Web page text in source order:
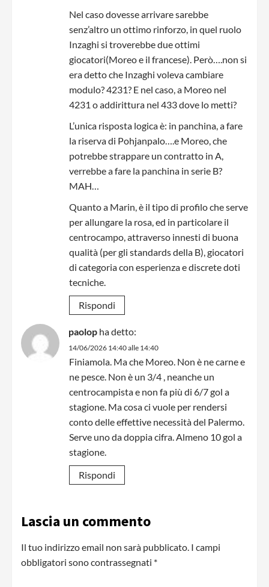
Nel caso dovesse arrivare sarebbe
senz’altro un ottimo rinforzo, in quel ruolo
Inzaghi si troverebbe due ottimi
giocatori(Moreo e il francese). Però….non si
era detto che Inzaghi voleva cambiare
modulo? 4231? E nel caso, a Moreo nel
4231 o addirittura nel 433 dove lo metti?
L’unica risposta logica è: in panchina, a fare
la riserva di Pohjanpalo….e Moreo, che
potrebbe strappare un contratto in A,
verrebbe a fare la panchina in serie B?
MAH…
Quanto a Marin, è il tipo di profilo che serve
per allungare la rosa, ed in particolare il
centrocampo, attraverso innesti di buona
qualità (per gli standards della B), giocatori
di categoria con esperienza e discrete doti
tecniche.
Rispondi
paolop ha detto:
14/06/2026 14:40 alle 14:40
Finiamola. Ma che Moreo. Non è ne carne e
ne pesce. Non è un 3/4 , neanche un
centrocampista e non fa più di 6/7 gol a
stagione. Ma cosa ci vuole per rendersi
conto delle effettive necessità del Palermo.
Serve uno da doppia cifra. Almeno 10 gol a
stagione.
Rispondi
Lascia un commento
Il tuo indirizzo email non sarà pubblicato. I campi
obbligatori sono contrassegnati *